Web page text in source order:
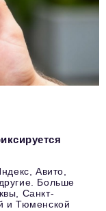
Авито,
Больше
Санкт-
и Тюменской